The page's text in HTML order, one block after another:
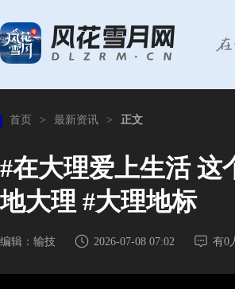
首页 > 最新资讯 > 正文
#在大理爱上生活 这
地大理 #大理地标
编辑：输技 2026-07-08 07:02 有0